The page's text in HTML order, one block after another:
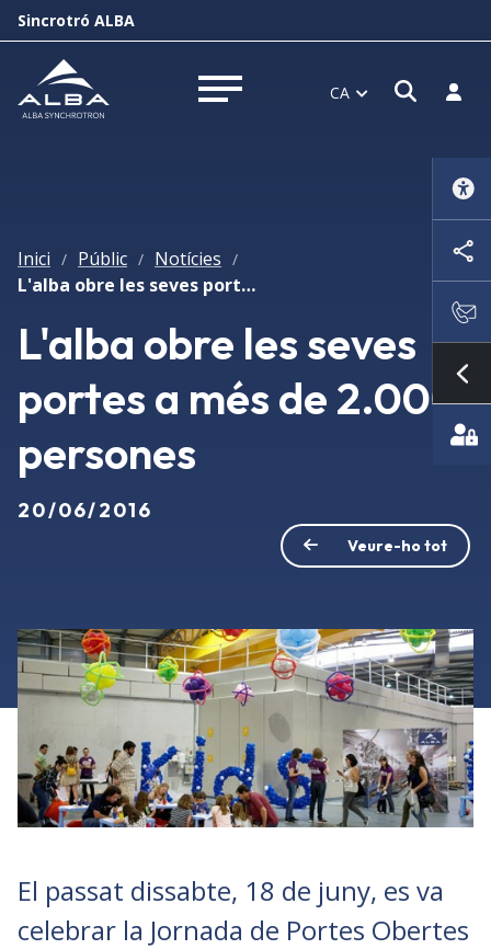
Sincrotró ALBA
Obrir menú CA Obrir
Inici / Públic / Notícies /
L'alba obre les seves portes a més de 2.000 persones
L'alba obre les seves
portes a més de 2.000
persones
20/06/2016
Veure-ho tot
El passat dissabte, 18 de juny, es va
celebrar la Jornada de Portes Obertes